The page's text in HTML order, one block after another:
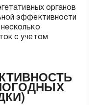
органов
эффективности
с учетом